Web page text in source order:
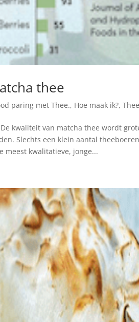
thee
paring met Thee., Hoe maak ik?,Thee
kwaliteit van matcha thee wordt
Slechts een klein aantal
meest kwalitatieve, jonge...